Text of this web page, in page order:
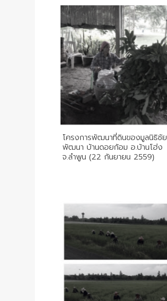
โครงการพัฒนาที่ดินของมูลนิธิชัย
พัฒนา บ้านดอยก้อม อ.บ้านโฮ่ง
จ.ลำพูน (22 กันยายน 2559)